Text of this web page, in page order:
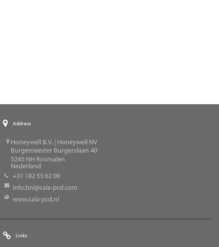
Address
Honeywell B.V. | Honeywell NV
Burgemeester Burgerslaan 40
5245 NH Rosmalen
Nederland
+31 182 55 62 00
info.bnl@saia-pcd.com
www.saia-pcd.nl
Links